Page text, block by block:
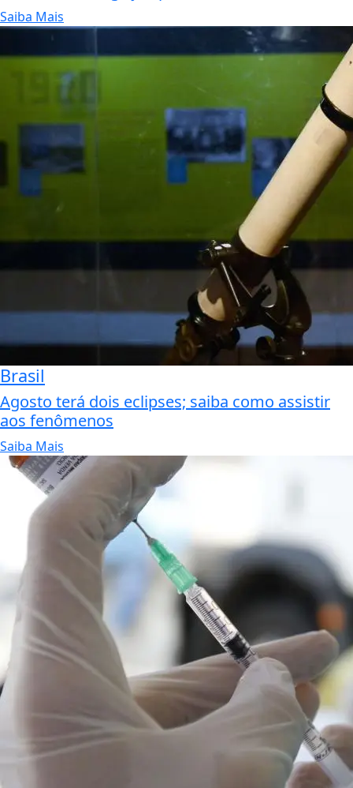
Saiba Mais
Brasil
Agosto terá dois eclipses; saiba como assistir
aos fenômenos
Saiba Mais